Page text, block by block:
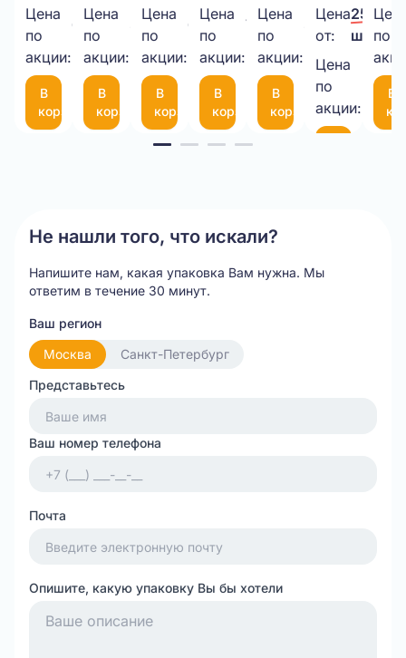
крафт
3,8мм,
1кг.
Цена
по
акции:
650,00 ₽/
шт.
В
корзину
40мкм
прозрачный
Цена
по
акции:
38,00 ₽/
шт.
В
корзину
ВПП
3-
10-
75
(300*200мм)
Цена
по
акции:
6,00 ₽/
шт.
В
корзину
340х460
50
мкм
Цена
по
акции:
7,50 ₽/
шт.
В
корзину
С 2
латексами
(пара)
Цена
по
акции:
30,00 ₽/
шт.
В
корзину
из
картона
Цена
от:
25,00
шт.
Цена
по
акции:
50
по
В
Не нашли того, что искали?
Напишите нам, какая упаковка Вам нужна. Мы
ответим в течение 30 минут.
Ваш регион
Москва
Санкт-Петербург
Представьтесь
Ваш номер телефона
Почта
Опишите, какую упаковку Вы бы хотели